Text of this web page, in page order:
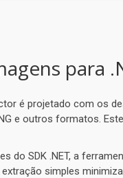
para
é projetado com os
e outros formatos.
do SDK .NET, a
simples